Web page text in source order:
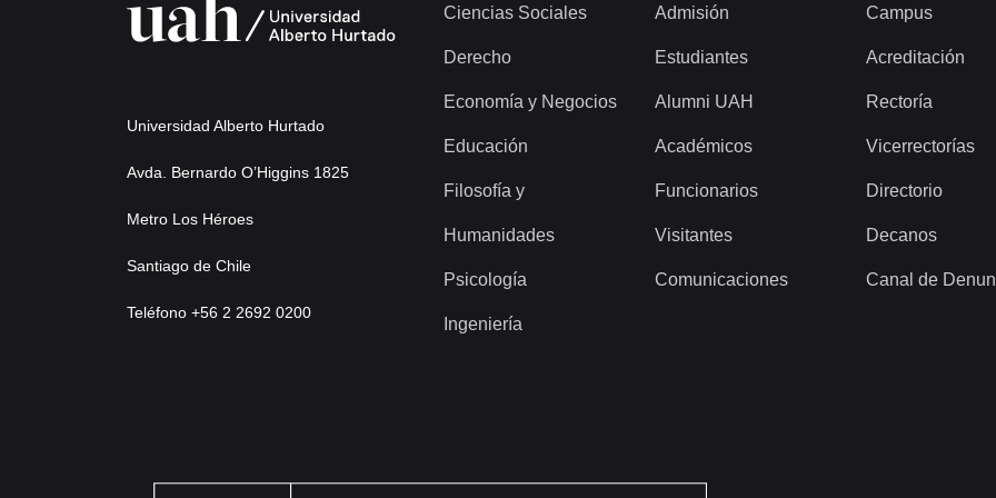
Universidad Alberto Hurtado
Avda. Bernardo O’Higgins 1825
Metro Los Héroes
Santiago de Chile
Teléfono +56 2 2692 0200
Ciencias Sociales
Derecho
Economía y Negocios
Educación
Filosofía y
Humanidades
Psicología
Ingeniería
Admisión
Estudiantes
Alumni UAH
Académicos
Funcionarios
Visitantes
Comunicaciones
Campus
Acreditación
Rectoría
Vicerrectorías
Directorio
Decanos
Canal de